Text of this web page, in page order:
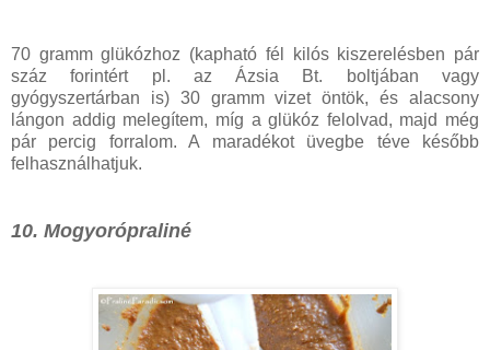
70 gramm glükózhoz (kapható fél kilós kiszerelésben pár
száz forintért pl. az Ázsia Bt. boltjában vagy
gyógyszertárban is) 30 gramm vizet öntök, és alacsony
lángon addig melegítem, míg a glükóz felolvad, majd még
pár percig forralom. A maradékot üvegbe téve később
felhasználhatjuk.
10. Mogyorópraliné